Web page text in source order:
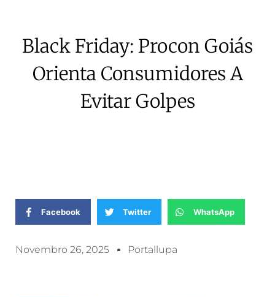
Black Friday: Procon Goiás
Orienta Consumidores A
Evitar Golpes
Facebook Twitter WhatsApp
Novembro 26, 2025 Portallupa